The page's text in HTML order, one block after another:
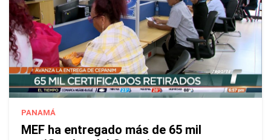
PANAMÁ
MEF ha entregado más de 65 mil